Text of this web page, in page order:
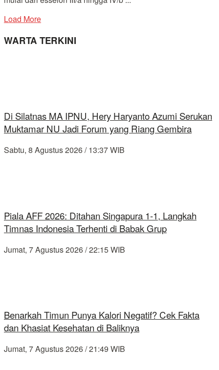
Load More
WARTA TERKINI
Di Silatnas MA IPNU, Hery Haryanto Azumi Serukan
Muktamar NU Jadi Forum yang Riang Gembira
Sabtu, 8 Agustus 2026 / 13:37 WIB
Piala AFF 2026: Ditahan Singapura 1-1, Langkah
Timnas Indonesia Terhenti di Babak Grup
Jumat, 7 Agustus 2026 / 22:15 WIB
Benarkah Timun Punya Kalori Negatif? Cek Fakta
dan Khasiat Kesehatan di Baliknya
Jumat, 7 Agustus 2026 / 21:49 WIB